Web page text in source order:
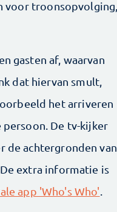
voor troonsopvolging,
gasten af, waarvan
dat hiervan smult,
het arriveren
persoon. De tv-kijker
de achtergronden van
extra informatie is
app 'Who's Who'